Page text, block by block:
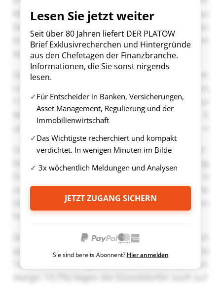
Lesen Sie jetzt weiter
Seit über 80 Jahren liefert DER PLATOW
Brief Exklusivrecherchen und Hintergründe
aus den Chefetagen der Finanzbranche.
Informationen, die Sie sonst nirgends
lesen.
Für Entscheider in Banken, Versicherungen,
Asset Management, Regulierung und der
Immobilienwirtschaft
Das Wichtigste recherchiert und kompakt
verdichtet. In wenigen Minuten im Bilde
3x wöchentlich Meldungen und Analysen
JETZT ZUGANG SICHERN
Sie sind bereits Abonnent? Hier anmelden